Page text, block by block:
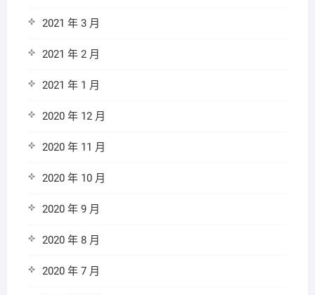
2021 年 3 月
2021 年 2 月
2021 年 1 月
2020 年 12 月
2020 年 11 月
2020 年 10 月
2020 年 9 月
2020 年 8 月
2020 年 7 月